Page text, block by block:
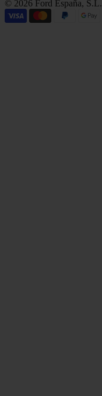
© 2026 Ford España, S.L.